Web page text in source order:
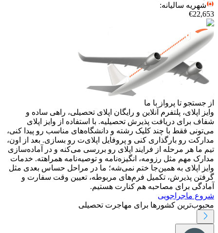
شهریه سالیانه:
€22,653
از جستجو تا پرواز با ما
وایز اپلای، پلتفرم آنلاین و رایگان اپلای تحصیلی، راهی ساده و
شفاف برای دریافت پذیرش تحصیلیه. با استفاده از وایز اپلای
می‌تونی فقط با چند کلیک رشته و دانشگاه‌های مناسب رو پیدا کنی،
مدارکت رو بارگذاری کنی و پروفایل اپلای‌ت رو بسازی. بعد از اون،
تیم ما هر مرحله از فرایند اپلای رو بررسی می‌کنه و در آماده‌سازی
مدارک مهم مثل رزومه، انگیزه‌نامه و توصیه‌نامه همراهته. خدمات
وایز اپلای به همین‌جا ختم نمی‌شه؛ ما در مراحل حساس بعدی مثل
گرفتن پذیرش، تکمیل فرم‌های مربوطه، تعیین وقت سفارت و
آمادگی برای مصاحبه هم کنارت هستیم.
شروع ماجراجویی
محبوب‌ترین کشورها برای مهاجرت تحصیلی